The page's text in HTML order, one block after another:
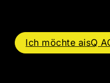
Ich möchte aisQ